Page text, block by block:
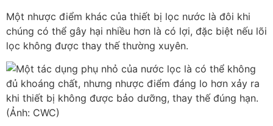
Một nhược điểm khác của thiết bị lọc nước là đôi khi
chúng có thể gây hại nhiều hơn là có lợi, đặc biệt nếu lõi
lọc không được thay thế thường xuyên.